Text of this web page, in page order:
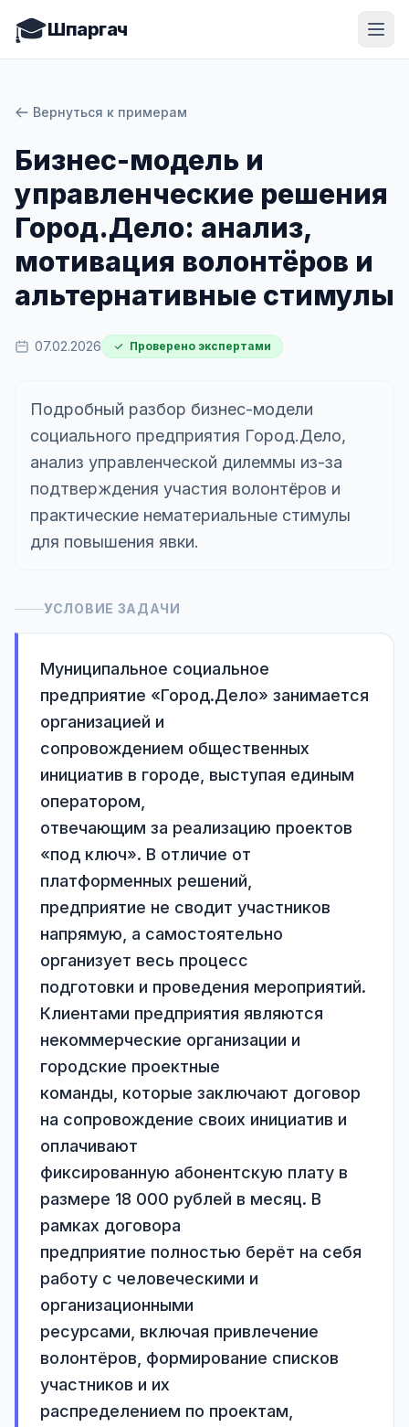
🎓Шпаргач
Вернуться к примерам
Бизнес-модель и
управленческие решения
Город.Дело: анализ,
мотивация волонтёров и
альтернативные стимулы
07.02.2026 Проверено экспертами
Подробный разбор бизнес-модели
социального предприятия Город.Дело,
анализ управленческой дилеммы из-за
подтверждения участия волонтёров и
практические нематериальные стимулы
для повышения явки.
УСЛОВИЕ ЗАДАЧИ
Муниципальное социальное
предприятие «Город.Дело» занимается
организацией и
сопровождением общественных
инициатив в городе, выступая единым
оператором,
отвечающим за реализацию проектов
«под ключ». В отличие от
платформенных решений,
предприятие не сводит участников
напрямую, а самостоятельно
организует весь процесс
подготовки и проведения мероприятий.
Клиентами предприятия являются
некоммерческие организации и
городские проектные
команды, которые заключают договор
на сопровождение своих инициатив и
оплачивают
фиксированную абонентскую плату в
размере 18 000 рублей в месяц. В
рамках договора
предприятие полностью берёт на себя
работу с человеческими и
организационными
ресурсами, включая привлечение
волонтёров, формирование списков
участников и их
распределением по проектам,